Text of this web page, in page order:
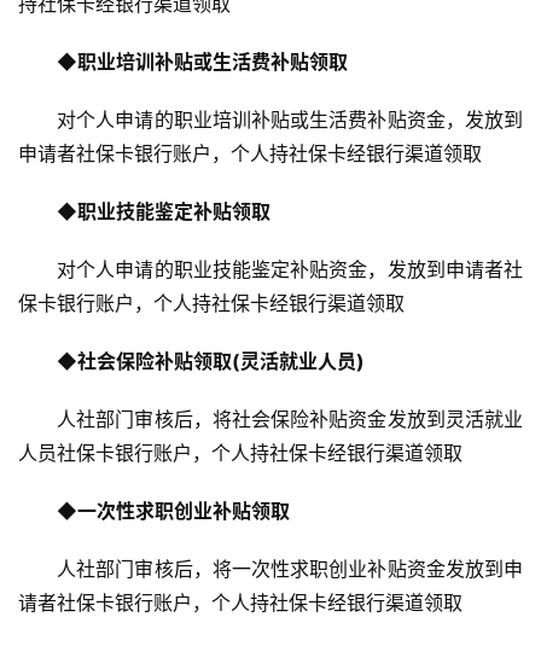
◆职业培训补贴或生活费补贴领取
对个人申请的职业培训补贴或生活费补贴资金，发放到
申请者社保卡银行账户，个人持社保卡经银行渠道领取
◆职业技能鉴定补贴领取
对个人申请的职业技能鉴定补贴资金，发放到申请者社
保卡银行账户，个人持社保卡经银行渠道领取
◆社会保险补贴领取(灵活就业人员)
人社部门审核后，将社会保险补贴资金发放到灵活就业
人员社保卡银行账户，个人持社保卡经银行渠道领取
◆一次性求职创业补贴领取
人社部门审核后，将一次性求职创业补贴资金发放到申
请者社保卡银行账户，个人持社保卡经银行渠道领取